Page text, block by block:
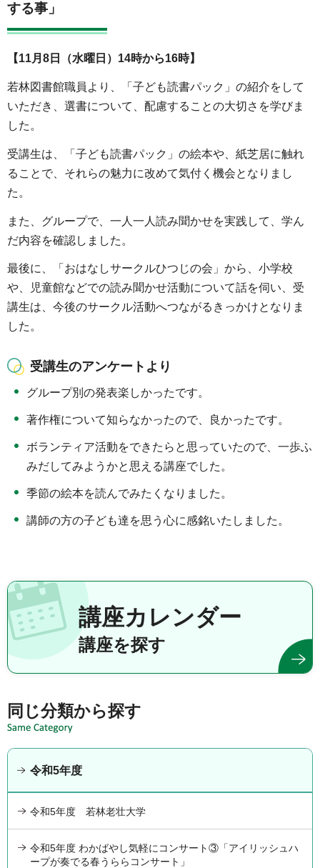
する事」
【11月8日（水曜日）14時から16時】
若林図書館職員より、「子ども読書パック」の紹介をして
いただき、選書について、配慮することの大切さを学びま
した。
受講生は、「子ども読書パック」の絵本や、紙芝居に触れ
ることで、それらの魅力に改めて気付く機会となりまし
た。
また、グループで、一人一人読み聞かせを実践して、学ん
だ内容を確認しました。
最後に、「おはなしサークルひつじの会」から、小学校
や、児童館などでの読み聞かせ活動について話を伺い、受
講生は、今後のサークル活動へつながるきっかけとなりま
した。
受講生のアンケートより
グループ別の発表楽しかったです。
著作権について知らなかったので、良かったです。
ボランティア活動をできたらと思っていたので、一歩ふ
みだしてみようかと思える講座でした。
季節の絵本を読んでみたくなりました。
講師の方の子ども達を思う心に感銘いたしました。
講座カレンダー
講座を探す
同じ分類から探す
令和5年度
令和5年度 若林老壮大学
令和5年度 わかばやし気軽にコンサート③「アイリッシュハ
ープが奏でる春うららコンサート」